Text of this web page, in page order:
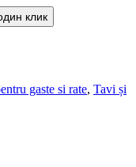
клик
gaste si rate, Tavi și